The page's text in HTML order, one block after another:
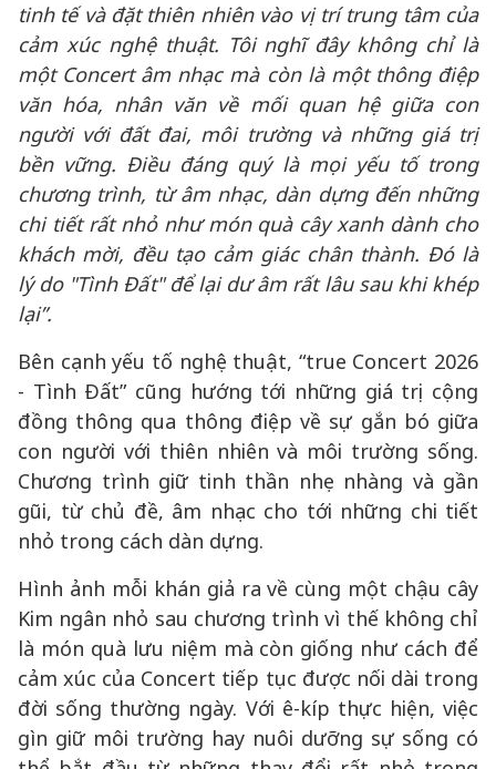
tinh tế và đặt thiên nhiên vào vị trí trung tâm của
cảm xúc nghệ thuật. Tôi nghĩ đây không chỉ là
một Concert âm nhạc mà còn là một thông điệp
văn hóa, nhân văn về mối quan hệ giữa con
người với đất đai, môi trường và những giá trị
bền vững. Điều đáng quý là mọi yếu tố trong
chương trình, từ âm nhạc, dàn dựng đến những
chi tiết rất nhỏ như món quà cây xanh dành cho
khách mời, đều tạo cảm giác chân thành. Đó là
lý do "Tình Đất" để lại dư âm rất lâu sau khi khép
lại”.
Bên cạnh yếu tố nghệ thuật, “true Concert 2026
- Tình Đất” cũng hướng tới những giá trị cộng
đồng thông qua thông điệp về sự gắn bó giữa
con người với thiên nhiên và môi trường sống.
Chương trình giữ tinh thần nhẹ nhàng và gần
gũi, từ chủ đề, âm nhạc cho tới những chi tiết
nhỏ trong cách dàn dựng.
Hình ảnh mỗi khán giả ra về cùng một chậu cây
Kim ngân nhỏ sau chương trình vì thế không chỉ
là món quà lưu niệm mà còn giống như cách để
cảm xúc của Concert tiếp tục được nối dài trong
đời sống thường ngày. Với ê-kíp thực hiện, việc
gìn giữ môi trường hay nuôi dưỡng sự sống có